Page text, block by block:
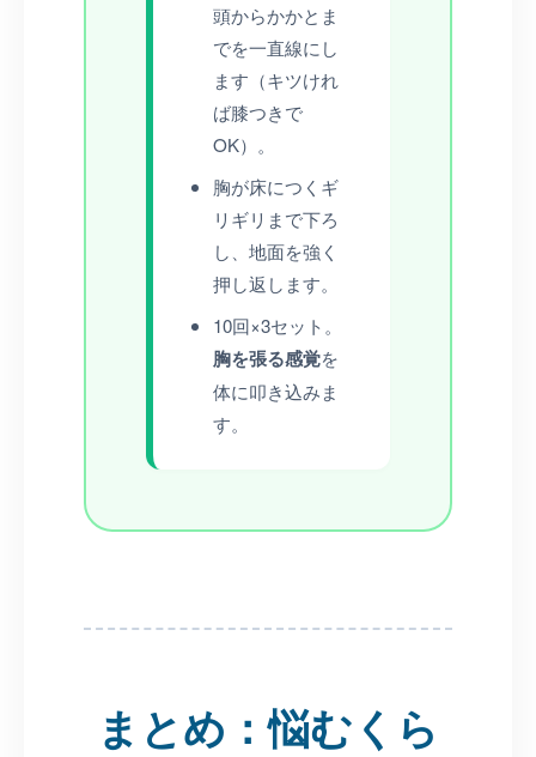
頭からかかとま
でを一直線にし
ます（キツけれ
ば膝つきで
OK）。
胸が床につくギ
リギリまで下ろ
し、地面を強く
押し返します。
10回×3セット。
胸を張る感覚を
体に叩き込みま
す。
まとめ：悩むくら